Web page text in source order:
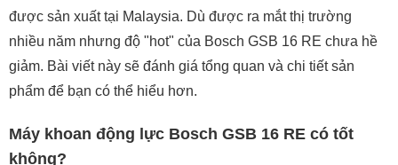
được sản xuất tại Malaysia. Dù được ra mắt thị trường
nhiều năm nhưng độ "hot" của Bosch GSB 16 RE chưa hề
giảm. Bài viết này sẽ đánh giá tổng quan và chi tiết sản
phẩm để bạn có thể hiểu hơn.
Máy khoan động lực Bosch GSB 16 RE có tốt
không?